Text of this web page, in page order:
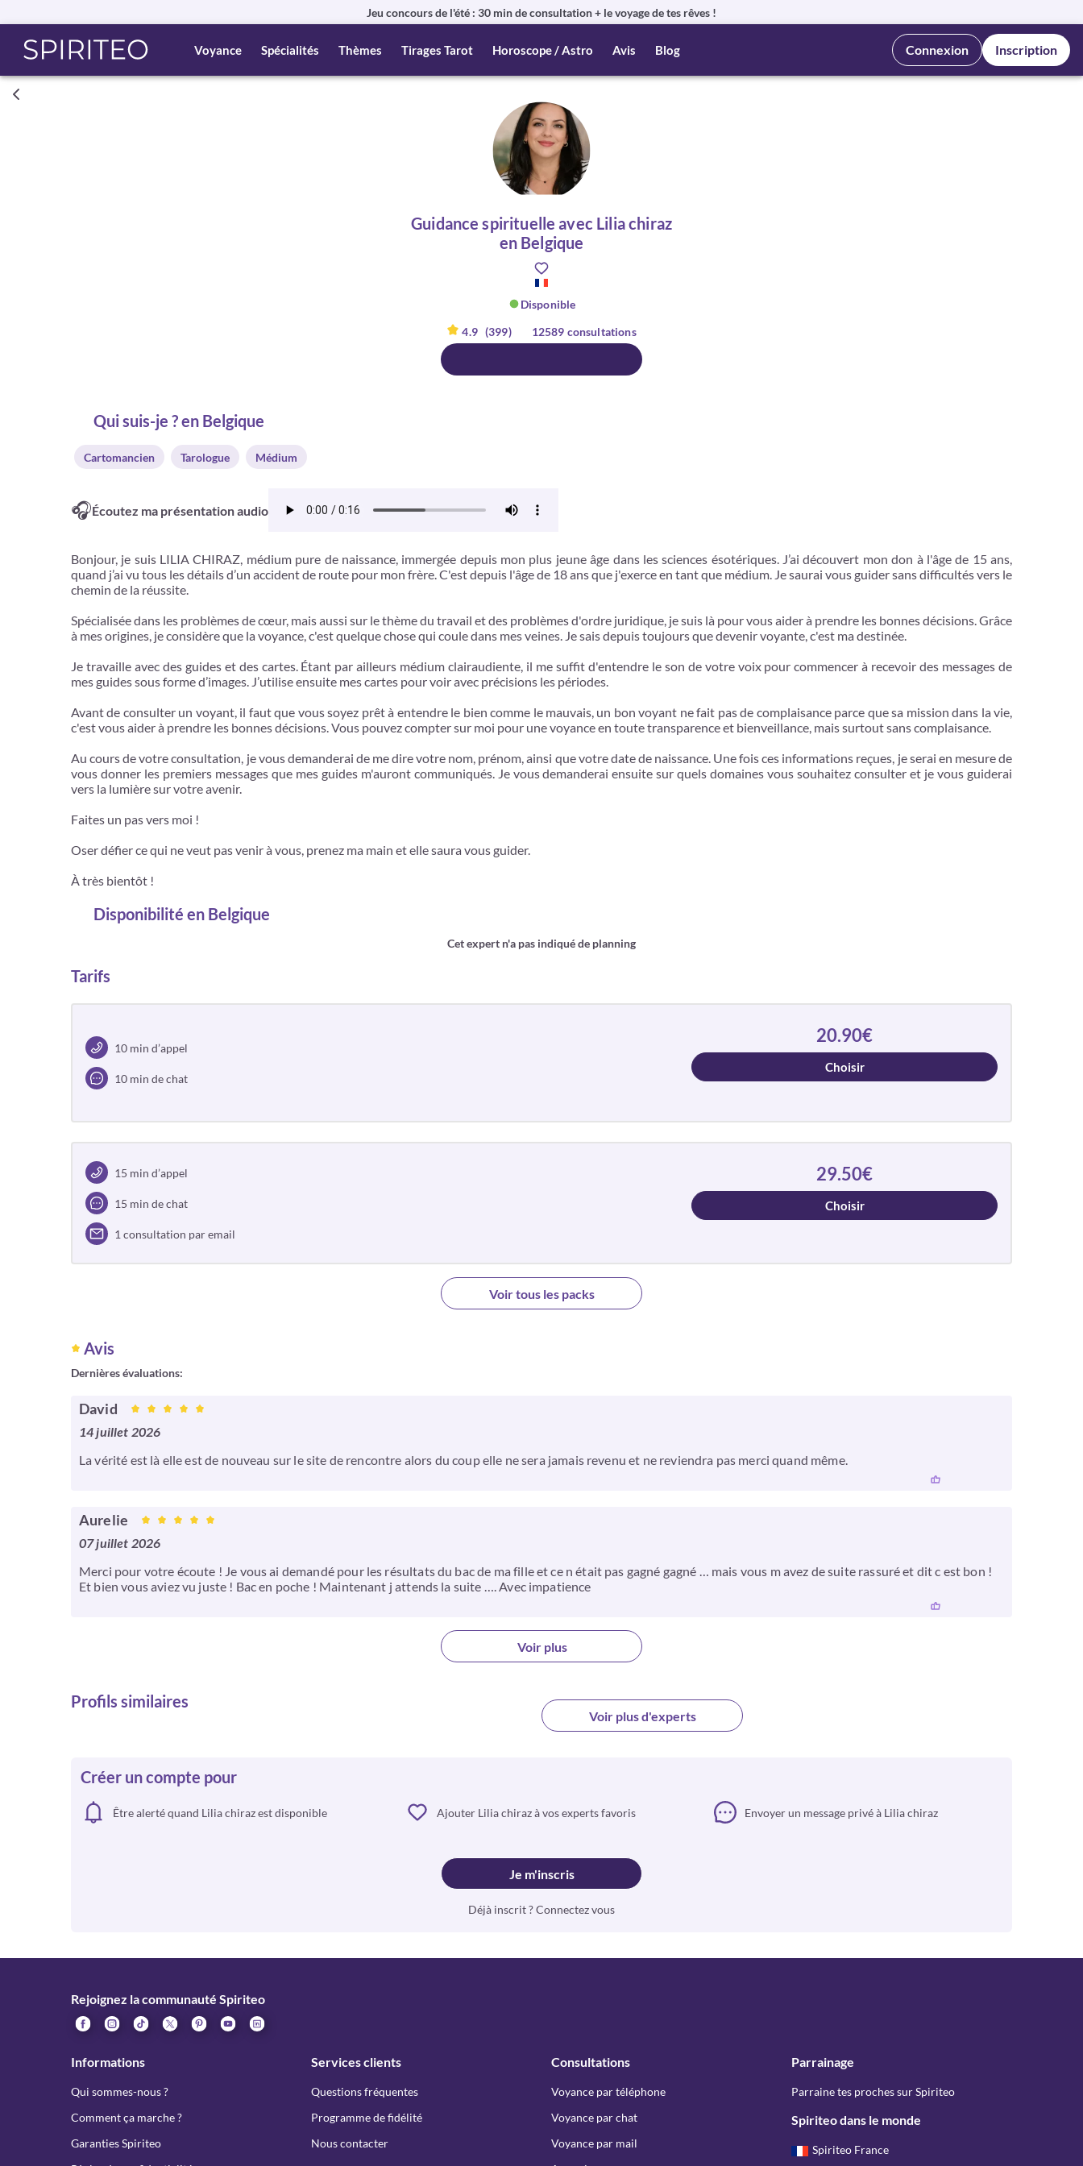
Jeu concours de l'été : 30 min de consultation + le voyage de tes rêves !
Voyance Spécialités Thèmes Tirages Tarot Horoscope / Astro Avis Blog Connexion Inscription
Guidance spirituelle avec Lilia chiraz
en Belgique
Disponible
4.9 (399) 12589 consultations
Qui suis-je ? en Belgique
Cartomancien Tarologue Médium
🎧Écoutez ma présentation audio
Bonjour, je suis LILIA CHIRAZ, médium pure de naissance, immergée depuis mon plus jeune âge dans les sciences ésotériques. J’ai découvert mon don à l'âge de 15 ans,
quand j’ai vu tous les détails d’un accident de route pour mon frère. C'est depuis l'âge de 18 ans que j'exerce en tant que médium. Je saurai vous guider sans difficultés vers le
chemin de la réussite.
Spécialisée dans les problèmes de cœur, mais aussi sur le thème du travail et des problèmes d'ordre juridique, je suis là pour vous aider à prendre les bonnes décisions. Grâce
à mes origines, je considère que la voyance, c'est quelque chose qui coule dans mes veines. Je sais depuis toujours que devenir voyante, c'est ma destinée.
Je travaille avec des guides et des cartes. Étant par ailleurs médium clairaudiente, il me suffit d'entendre le son de votre voix pour commencer à recevoir des messages de
mes guides sous forme d’images. J’utilise ensuite mes cartes pour voir avec précisions les périodes.
Avant de consulter un voyant, il faut que vous soyez prêt à entendre le bien comme le mauvais, un bon voyant ne fait pas de complaisance parce que sa mission dans la vie,
c'est vous aider à prendre les bonnes décisions. Vous pouvez compter sur moi pour une voyance en toute transparence et bienveillance, mais surtout sans complaisance.
Au cours de votre consultation, je vous demanderai de me dire votre nom, prénom, ainsi que votre date de naissance. Une fois ces informations reçues, je serai en mesure de
vous donner les premiers messages que mes guides m'auront communiqués. Je vous demanderai ensuite sur quels domaines vous souhaitez consulter et je vous guiderai
vers la lumière sur votre avenir.
Faites un pas vers moi !
Oser défier ce qui ne veut pas venir à vous, prenez ma main et elle saura vous guider.
À très bientôt !
Disponibilité en Belgique
Cet expert n'a pas indiqué de planning
Tarifs
10 min d’appel
10 min de chat
20.90€
Choisir
15 min d’appel
15 min de chat
1 consultation par email
29.50€
Choisir
Voir tous les packs
Avis
Dernières évaluations:
David
14 juillet 2026
La vérité est là elle est de nouveau sur le site de rencontre alors du coup elle ne sera jamais revenu et ne reviendra pas merci quand même.
Aurelie
07 juillet 2026
Merci pour votre écoute ! Je vous ai demandé pour les résultats du bac de ma fille et ce n était pas gagné gagné … mais vous m avez de suite rassuré et dit c est bon !
Et bien vous aviez vu juste ! Bac en poche ! Maintenant j attends la suite …. Avec impatience
Voir plus
Profils similaires
Voir plus d'experts
Créer un compte pour
Être alerté quand Lilia chiraz est disponible Ajouter Lilia chiraz à vos experts favoris Envoyer un message privé à Lilia chiraz
Je m'inscris
Déjà inscrit ? Connectez vous
Rejoignez la communauté Spiriteo
Informations
Qui sommes-nous ?
Comment ça marche ?
Garanties Spiriteo
Services clients
Questions fréquentes
Programme de fidélité
Nous contacter
Consultations
Voyance par téléphone
Voyance par chat
Voyance par mail
Parrainage
Parraine tes proches sur Spiriteo
Spiriteo dans le monde
Spiriteo France